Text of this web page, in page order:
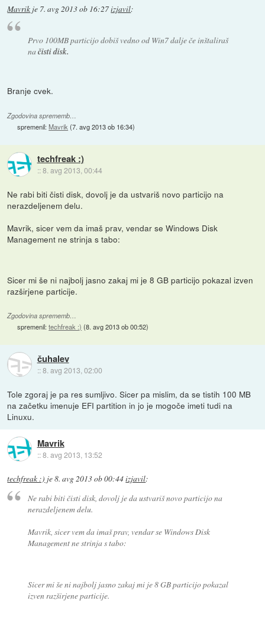
Mavrik je 7. avg 2013 ob 16:27izjavil:
Prvo 100MB particijo dobiš vedno od Win7 dalje če inštaliraš
načisti disk.
Branje cvek.
Zgodovina sprememb…
spremenil:Mavrik (7. avg 2013 ob 16:34)
techfreak :)
::8. avg 2013, 00:44
Ne rabi biti čisti disk, dovolj je da ustvariš novo particijo na
nerazdeljenem delu.
Mavrik, sicer vem da imaš prav, vendar se Windows Disk
Management ne strinja s tabo:
Sicer mi še ni najbolj jasno zakaj mi je 8 GB particijo pokazal izven
razširjene particije.
Zgodovina sprememb…
spremenil:techfreak :) (8. avg 2013 ob 00:52)
čuhalev
::8. avg 2013, 02:00
Tole zgoraj je pa res sumljivo. Sicer pa mislim, da se tistih 100 MB
na začetku imenuje EFI partition in jo je mogoče imeti tudi na
Linuxu.
Mavrik
::8. avg 2013, 13:52
techfreak :) je8. avg 2013 ob 00:44izjavil:
Ne rabi biti čisti disk, dovolj je da ustvariš novo particijo na
nerazdeljenem delu.
Mavrik, sicer vem da imaš prav, vendar se Windows Disk
Management ne strinja s tabo:
Sicer mi še ni najbolj jasno zakaj mi je 8 GB particijo pokazal
izven razširjene particije.